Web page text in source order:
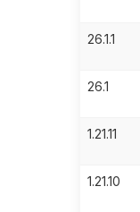
26.1.1
26.1
1.21.11
1.21.10